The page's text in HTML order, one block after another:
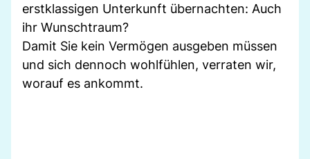
erstklassigen Unterkunft übernachten: Auch
ihr Wunschtraum?
Damit Sie kein Vermögen ausgeben müssen
und sich dennoch wohlfühlen, verraten wir,
worauf es ankommt.